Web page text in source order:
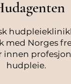
med Norges
innen
hudpleie.